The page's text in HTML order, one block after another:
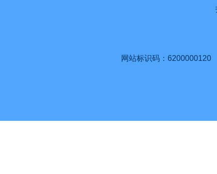
网站标识码：6200000120